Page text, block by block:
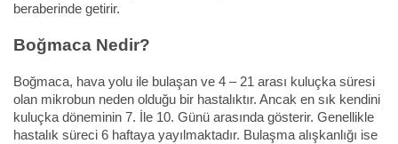
beraberinde getirir.
Boğmaca Nedir?
Boğmaca, hava yolu ile bulaşan ve 4 – 21 arası kuluçka süresi
olan mikrobun neden olduğu bir hastalıktır. Ancak en sık kendini
kuluçka döneminin 7. İle 10. Günü arasında gösterir. Genellikle
hastalık süreci 6 haftaya yayılmaktadır. Bulaşma alışkanlığı ise